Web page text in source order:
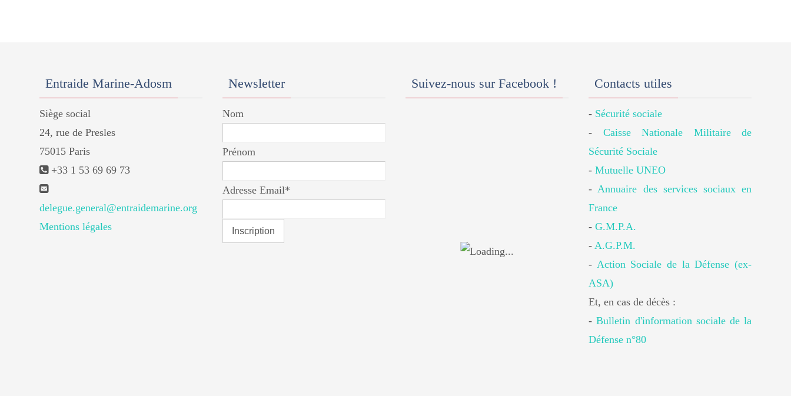
Entraide Marine-Adosm
Siège social
24, rue de Presles
75015 Paris
+33 1 53 69 69 73
delegue.general@entraidemarine.org
Mentions légales
Newsletter
Nom
Prénom
Adresse Email*
Suivez-nous sur Facebook ! Contacts utiles
- Sécurité sociale
- Caisse Nationale Militaire de
Sécurité Sociale
-Mutuelle UNEO
-Annuaire des services sociaux en
France
-G.M.P.A.
-A.G.P.M.
- Action Sociale de la Défense (ex-
ASA)
Et, en cas de décès :
-Bulletin d'information sociale de la
Défense n°80